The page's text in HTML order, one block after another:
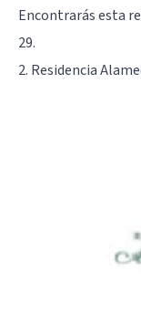
Encontrarás esta
29.
2. Residencia